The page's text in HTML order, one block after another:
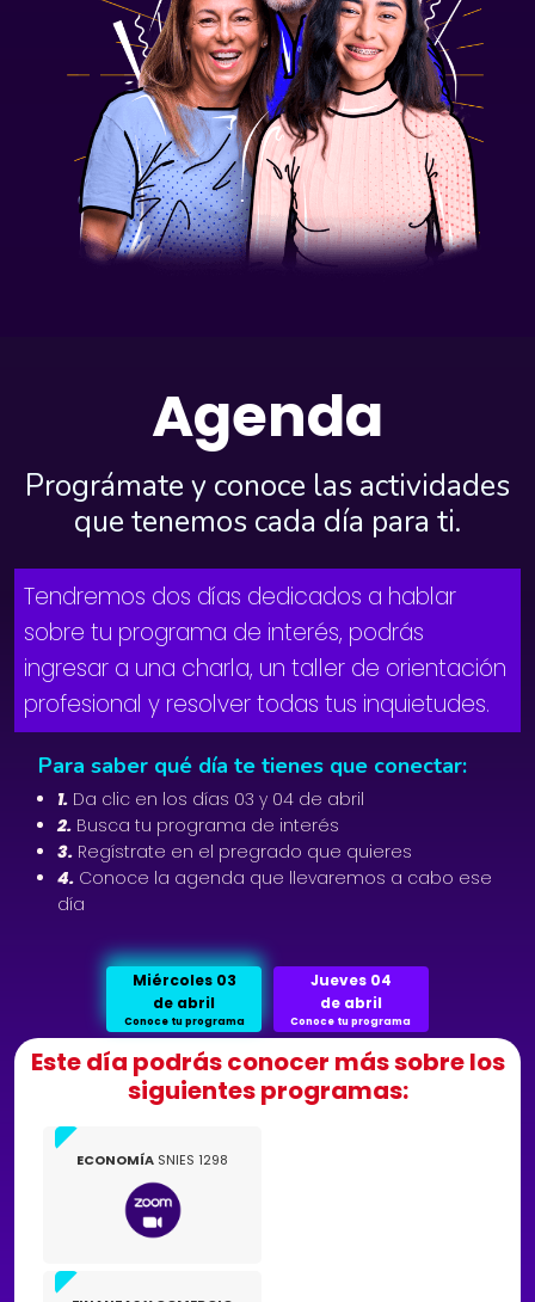
Agenda
Prográmate y conoce las actividades
que tenemos cada día para ti.
Tendremos dos días dedicados a hablar
sobre tu programa de interés, podrás
ingresar a una charla, un taller de orientación
profesional y resolver todas tus inquietudes.
Para saber qué día te tienes que conectar:
1. Da clic en los días 03 y 04 de abril
2. Busca tu programa de interés
3. Regístrate en el pregrado que quieres
4. Conoce la agenda que llevaremos a cabo ese
día
Miércoles 03
de abril
Conoce tu programa
Jueves 04
de abril
Conoce tu programa
Este día podrás conocer más sobre los
siguientes programas:
ECONOMÍA SNIES 1298